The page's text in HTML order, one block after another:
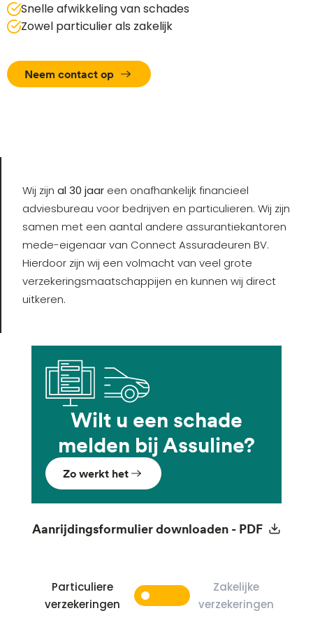
Snelle afwikkeling van schades
Zowel particulier als zakelijk
Neem contact op
Wij zijn al 30 jaar een onafhankelijk financieel
adviesbureau voor bedrijven en particulieren. Wij zijn
samen met een aantal andere assurantiekantoren
mede-eigenaar van Connect Assuradeuren BV.
Hierdoor zijn wij een volmacht van veel grote
verzekeringsmaatschappijen en kunnen wij direct
uitkeren.
Wilt u een schade
melden bij Assuline?
Zo werkt het
Aanrijdingsformulier downloaden - PDF
Particuliere
verzekeringen
Zakelijke
verzekeringen